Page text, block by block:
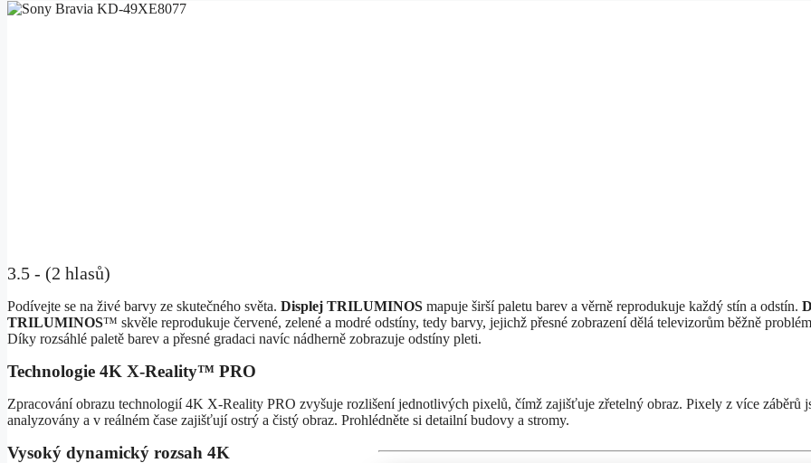
3.5 - (2 hlasů)
Podívejte se na živé barvy ze skutečného světa. Displej TRILUMINOS mapuje širší paletu barev a věrně reprodukuje každý stín a odstín.
TRILUMINOS™ skvěle reprodukuje červené, zelené a modré odstíny, tedy barvy, jejichž přesné zobrazení dělá televizorům běžně
Díky rozsáhlé paletě barev a přesné gradaci navíc nádherně zobrazuje odstíny pleti.
Technologie 4K X-Reality™ PRO
Zpracování obrazu technologií 4K X-Reality PRO zvyšuje rozlišení jednotlivých pixelů, čímž zajišťuje zřetelný obraz. Pixely z více záběrů
analyzovány a v reálném čase zajišťují ostrý a čistý obraz. Prohlédněte si detailní budovy a stromy.
Vysoký dynamický rozsah 4K